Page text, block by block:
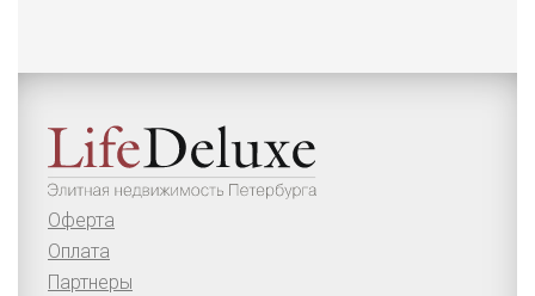
Оферта
Оплата
Партнеры